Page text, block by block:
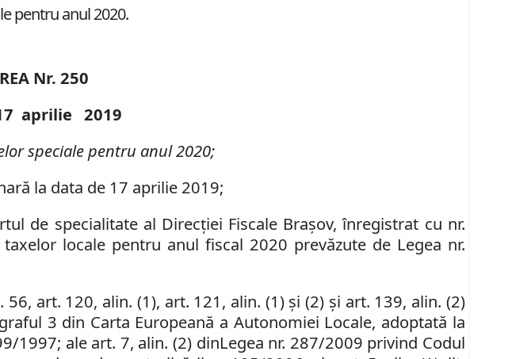
pentru anul 2020.
Nr. 250
aprilie 2019
speciale pentru anul 2020;
la data de 17 aprilie 2019;
de specialitate al Direcţiei Fiscale Braşov, înregistrat cu nr.
locale pentru anul fiscal 2020 prevăzute de Legea nr.
art. 120, alin. (1), art. 121, alin. (1) şi (2) şi art. 139, alin. (2)
3 din Carta Europeană a Autonomiei Locale, adoptată la
1997; ale art. 7, alin. (2) dinLegea nr. 287/2009 privind Codul